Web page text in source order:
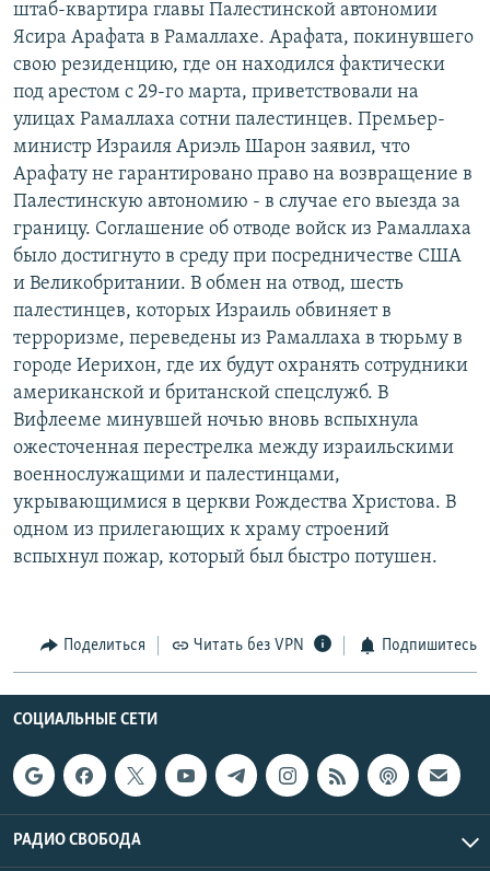
СОЦИАЛЬНЫЕ СЕТИ
Все сайты РСЕ/РС
штаб-квартира главы Палестинской автономии
Ясира Арафата в Рамаллахе. Арафата, покинувшего
свою резиденцию, где он находился фактически
под арестом с 29-го марта, приветствовали на
улицах Рамаллаха сотни палестинцев. Премьер-
министр Израиля Ариэль Шарон заявил, что
Арафату не гарантировано право на возвращение в
Палестинскую автономию - в случае его выезда за
границу. Соглашение об отводе войск из Рамаллаха
было достигнуто в среду при посредничестве США
и Великобритании. В обмен на отвод, шесть
палестинцев, которых Израиль обвиняет в
терроризме, переведены из Рамаллаха в тюрьму в
городе Иерихон, где их будут охранять сотрудники
американской и британской спецслужб. В
Вифлееме минувшей ночью вновь вспыхнула
ожесточенная перестрелка между израильскими
военнослужащими и палестинцами,
укрывающимися в церкви Рождества Христова. В
одном из прилегающих к храму строений
вспыхнул пожар, который был быстро потушен.
Поделиться Читать без VPN Подпишитесь
СОЦИАЛЬНЫЕ СЕТИ
РАДИО СВОБОДА